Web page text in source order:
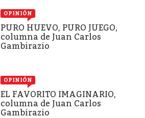
OPINIÓN
PURO HUEVO, PURO JUEGO,
columna de Juan Carlos
Gambirazio
OPINIÓN
EL FAVORITO IMAGINARIO,
columna de Juan Carlos
Gambirazio